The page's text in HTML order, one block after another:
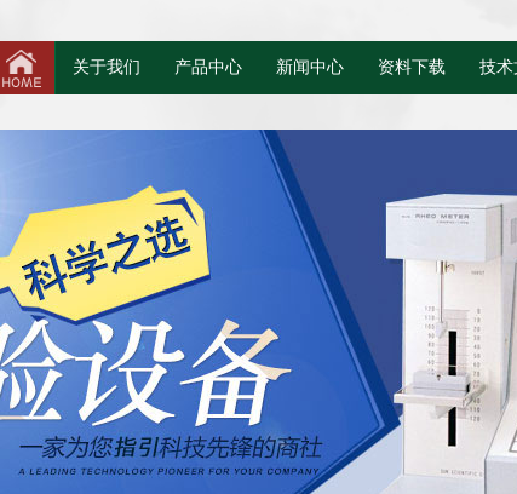
关于我们 产品中心 新闻中心 资料下载 技术